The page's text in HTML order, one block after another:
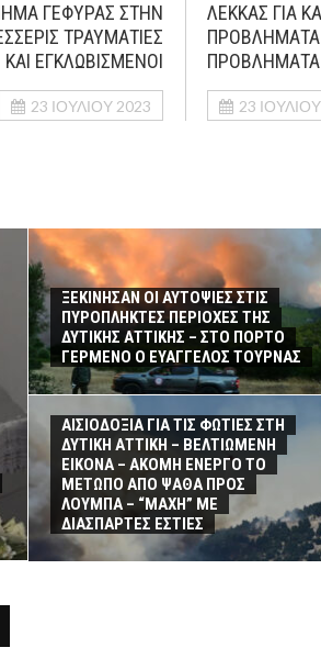
ΓΕΦΥΡΑΣ ΣΤΗΝ
ΤΡΑΥΜΑΤΙΕΣ
ΚΑΙ ΕΓΚΛΩΒΙΣΜΕΝΟΙ
23 ΙΟΥΛΊΟΥ 2023
ΛΕΚΚΑΣ ΓΙΑ
ΠΡΟΒΛΗΜΑΤΑ
ΠΡΟΒΛΗΜΑΤΑ
23
ΞΕΚΙΝΗΣΑΝ ΟΙ ΑΥΤΟΨΙΕΣ ΣΤΙΣ
ΠΥΡΟΠΛΗΚΤΕΣ ΠΕΡΙΟΧΕΣ ΤΗΣ
ΔΥΤΙΚΗΣ ΑΤΤΙΚΗΣ – ΣΤΟ ΠΟΡΤΟ
ΓΕΡΜΕΝΟ Ο ΕΥΑΓΓΕΛΟΣ ΤΟΥΡΝΑΣ
ΑΙΣΙΟΔΟΞΙΑ ΓΙΑ ΤΙΣ ΦΩΤΙΕΣ ΣΤΗ
ΔΥΤΙΚΗ ΑΤΤΙΚΗ – ΒΕΛΤΙΩΜΕΝΗ
ΕΙΚΟΝΑ – ΑΚΟΜΗ ΕΝΕΡΓΟ ΤΟ
ΜΕΤΩΠΟ ΑΠΟ ΨΑΘΑ ΠΡΟΣ
ΛΟΥΜΠΑ – “ΜΑΧΗ” ΜΕ
ΔΙΑΣΠΑΡΤΕΣ ΕΣΤΙΕΣ